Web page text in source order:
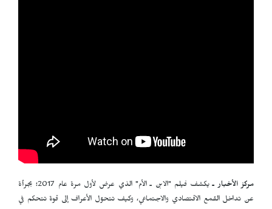
مركز الأخبار ـ
يكشف فيلم "الابن ـ الأم" الذي عرض لأول مرة عام 2017؛ بجرأة
عن تداخل القمع الاقتصادي والاجتماعي، وكيف تتحوّل الأعراف إلى قوة تتحكم في